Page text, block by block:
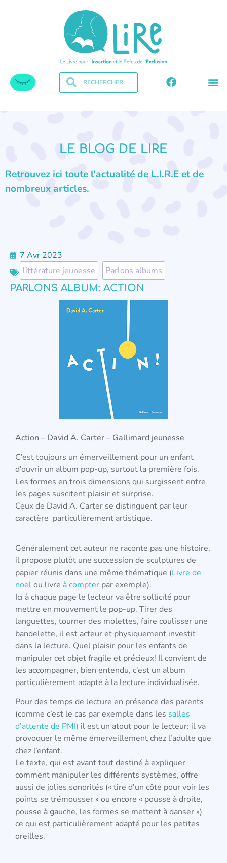
LE BLOG DE LIRE
Retrouvez ici toute l’actualité de L.I.R.E et de
nombreux articles.
7 Avr 2023
littérature jeunesse
Parlons albums
PARLONS ALBUM: ACTION
Action – David A. Carter – Gallimard jeunesse
C’est toujours un émerveillement pour un enfant
d’ouvrir un album pop-up, surtout la première fois.
Les formes en trois dimensions qui surgissent entre
les pages suscitent plaisir et surprise.
Ceux de David A. Carter se distinguent par leur
caractère particulièrement artistique.
Généralement cet auteur ne raconte pas une histoire,
il propose plutôt une succession de sculptures de
papier réunis dans une même thématique (Livre de
noëlou livre à compter par exemple).
Ici à chaque page le lecteur va être sollicité pour
mettre en mouvement le pop-up. Tirer des
languettes, tourner des molettes, faire coulisser une
bandelette, il est acteur et physiquement investit
dans la lecture. Quel plaisir pour les enfants de
manipuler cet objet fragile et précieux! Il convient de
les accompagner, bien entendu, c’est un album
particulièrement adapté à la lecture individualisée.
Pour des temps de lecture en présence des parents
(comme c’est le cas par exemple dans les salles
d’attente de PMI) il est un atout pour le lecteur: il va
provoquer le même émerveillement chez l’adulte que
chez l’enfant.
Le texte, qui est avant tout destiné à expliquer
comment manipuler les différents systèmes, offre
aussi de jolies sonorités (« tire d’un côté pour voir les
points se trémousser » ou encore « pousse à droite,
pousse à gauche, les formes se mettent à danser »)
ce qui est particulièrement adapté pour les petites
oreilles.